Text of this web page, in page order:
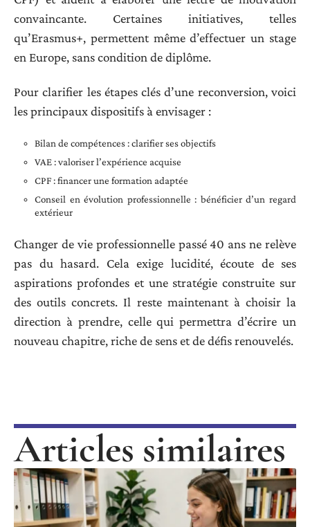
convaincante. Certaines initiatives, telles
qu’Erasmus+, permettent même d’effectuer un stage
en Europe, sans condition de diplôme.
Pour clarifier les étapes clés d’une reconversion, voici
les principaux dispositifs à envisager :
Bilan de compétences : clarifier ses objectifs
VAE : valoriser l’expérience acquise
CPF : financer une formation adaptée
Conseil en évolution professionnelle : bénéficier d’un regard
extérieur
Changer de vie professionnelle passé 40 ans ne relève
pas du hasard. Cela exige lucidité, écoute de ses
aspirations profondes et une stratégie construite sur
des outils concrets. Il reste maintenant à choisir la
direction à prendre, celle qui permettra d’écrire un
nouveau chapitre, riche de sens et de défis renouvelés.
Articles similaires